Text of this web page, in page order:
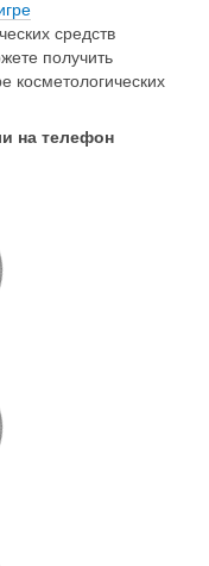
средств
получить
на телефон